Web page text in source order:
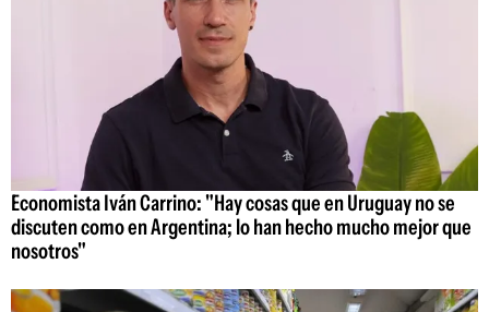
Economista Iván Carrino: "Hay cosas que en Uruguay no se
discuten como en Argentina; lo han hecho mucho mejor que
nosotros"